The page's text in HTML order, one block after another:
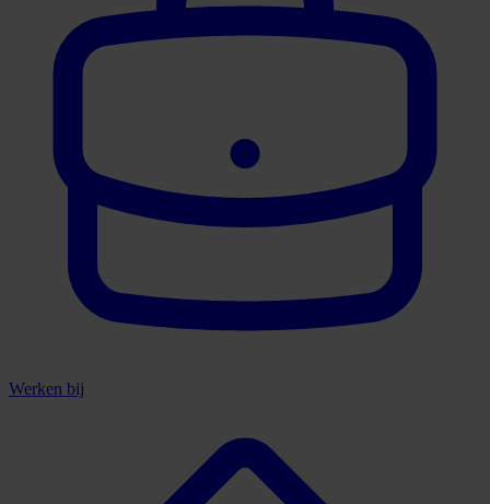
Werken bij